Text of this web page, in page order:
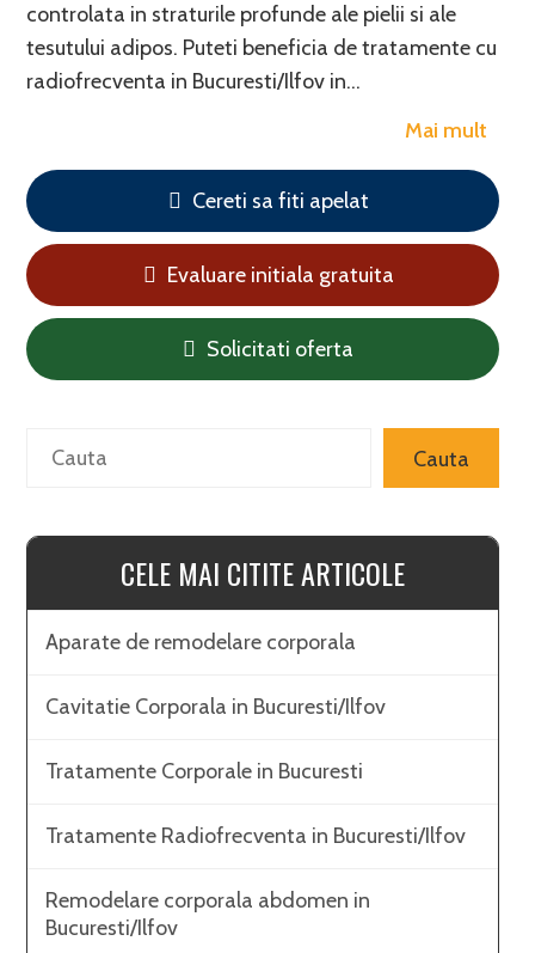
controlata in straturile profunde ale pielii si ale
tesutului adipos. Puteti beneficia de tratamente cu
radiofrecventa in Bucuresti/Ilfov in…
Mai mult
Cereti sa fiti apelat
Evaluare initiala gratuita
Solicitati oferta
Search Cauta
CELE MAI CITITE ARTICOLE
Aparate de remodelare corporala
Cavitatie Corporala in Bucuresti/Ilfov
Tratamente Corporale in Bucuresti
Tratamente Radiofrecventa in Bucuresti/Ilfov
Remodelare corporala abdomen in
Bucuresti/Ilfov